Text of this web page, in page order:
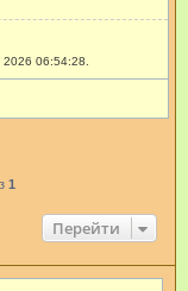
06:54:28.
1
Перейти